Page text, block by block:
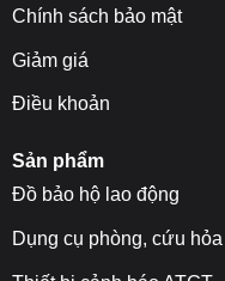
Chính sách bảo mật
Giảm giá
Điều khoản
Sản phẩm
Đồ bảo hộ lao động
Dụng cụ phòng, cứu hỏa